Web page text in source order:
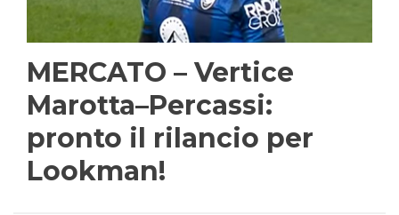
MERCATO – Vertice
Marotta–Percassi:
pronto il rilancio per
Lookman!